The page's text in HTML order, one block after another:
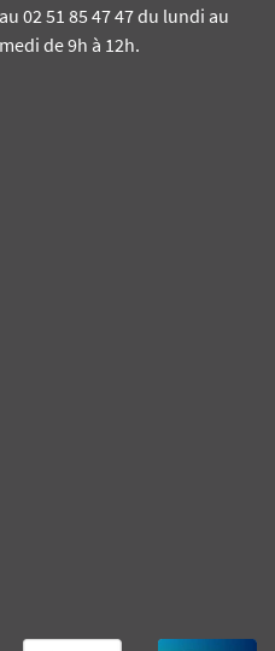
02 51 85 47 47 du lundi au
de 9h à 12h.